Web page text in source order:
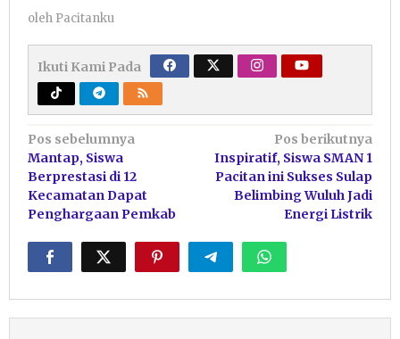
oleh Pacitanku
Ikuti Kami Pada
Navigasi
pos
Pos sebelumnya
Mantap, Siswa
Berprestasi di 12
Kecamatan Dapat
Penghargaan Pemkab
Pos berikutnya
Inspiratif, Siswa SMAN 1
Pacitan ini Sukses Sulap
Belimbing Wuluh Jadi
Energi Listrik